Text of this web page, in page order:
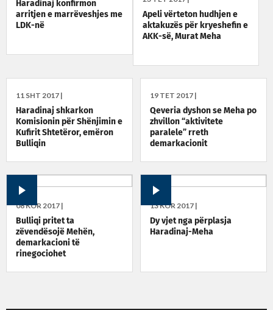
Haradinaj konfirmon
arritjen e marrëveshjes me
LDK-në
Apeli vërteton hudhjen e
aktakuzës për kryeshefin e
AKK-së, Murat Meha
19 TET 2017 |
Qeveria dyshon se Meha po
zhvillon “aktivitete
paralele” rreth
demarkacionit
11 SHT 2017 |
Haradinaj shkarkon
Komisionin për Shënjimin e
Kufirit Shtetëror, emëron
Bulliqin
13 KOR 2017 |
Dy vjet nga përplasja
Haradinaj-Meha
08 KOR 2017 |
Bulliqi pritet ta
zëvendësojë Mehën,
demarkacioni të
rinegociohet